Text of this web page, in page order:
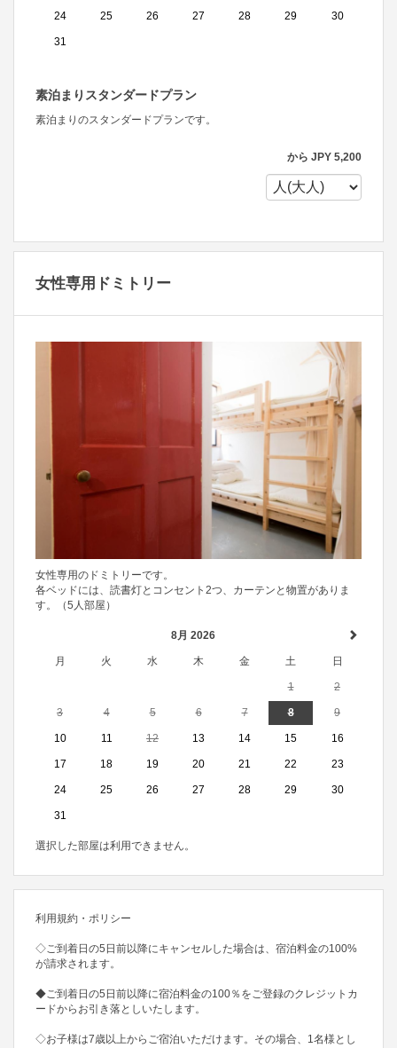
24 25 26 27 28 29 30
31
素泊まりスタンダードプラン
素泊まりのスタンダードプランです。
から JPY 5,200
女性専用ドミトリー
女性専用のドミトリーです。
各ベッドには、読書灯とコンセント2つ、カーテンと物置がありま
す。（5人部屋）
8月 2026
月 火 水 木 金 土 日
1 2
3 4 5 6 7 8 9
10 11 12 13 14 15 16
17 18 19 20 21 22 23
24 25 26 27 28 29 30
31
選択した部屋は利用できません。
利用規約・ポリシー
◇ご到着日の5日前以降にキャンセルした場合は、宿泊料金の100%
が請求されます。
◆ご到着日の5日前以降に宿泊料金の100％をご登録のクレジットカ
ードからお引き落としいたします。
◇お子様は7歳以上からご宿泊いただけます。その場合、1名様とし